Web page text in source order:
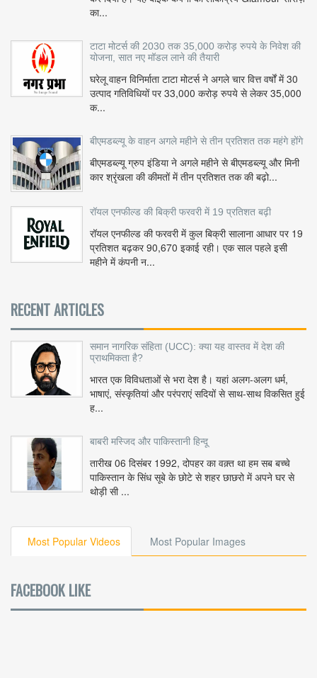
का...
टाटा मोटर्स की 2030 तक 35,000 करोड़ रुपये के निवेश की
योजना, सात नए मॉडल लाने की तैयारी
घरेलू वाहन विनिर्माता टाटा मोटर्स ने अगले चार वित्त वर्षों में 30
उत्पाद गतिविधियों पर 33,000 करोड़ रुपये से लेकर 35,000
क...
बीएमडब्ल्यू के वाहन अगले महीने से तीन प्रतिशत तक महंगे होंगे
बीएमडब्ल्यू ग्रुप इंडिया ने अगले महीने से बीएमडब्ल्यू और मिनी
कार श्रृंखला की कीमतों में तीन प्रतिशत तक की बढ़ो...
रॉयल एनफील्ड की बिक्री फरवरी में 19 प्रतिशत बढ़ी
रॉयल एनफील्ड की फरवरी में कुल बिक्री सालाना आधार पर 19
प्रतिशत बढ़कर 90,670 इकाई रही। एक साल पहले इसी
महीने में कंपनी न...
RECENT ARTICLES
समान नागरिक संहिता (UCC): क्या यह वास्तव में देश की
प्राथमिकता है?
भारत एक विविधताओं से भरा देश है। यहां अलग-अलग धर्म,
भाषाएं, संस्कृतियां और परंपराएं सदियों से साथ-साथ विकसित हुई
ह...
बाबरी मस्जिद और पाकिस्तानी हिन्दू
तारीख 06 दिसंबर 1992, दोपहर का वक़्त था हम सब बच्चे
पाकिस्तान के सिंध सूबे के छोटे से शहर छाछरो में अपने घर से
थोड़ी सी ...
Most Popular Videos Most Popular Images
FACEBOOK LIKE